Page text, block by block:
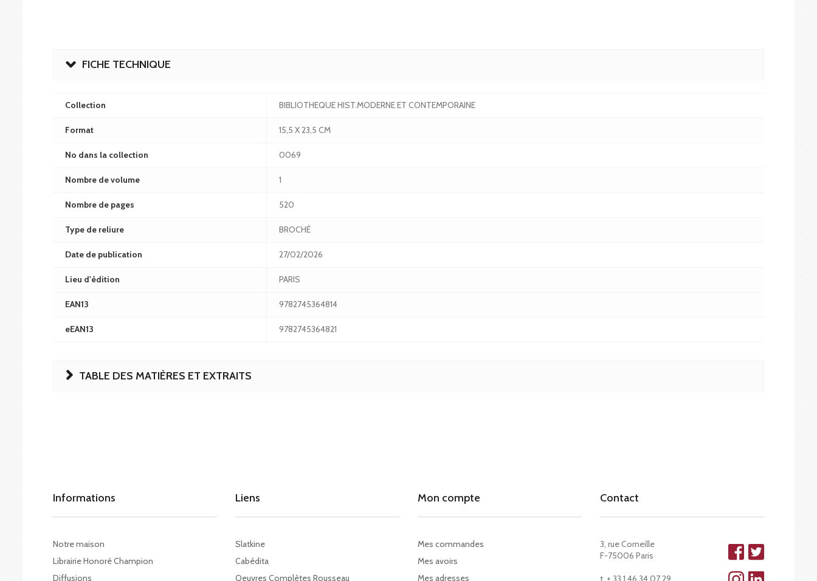
FICHE TECHNIQUE
Collection BIBLIOTHEQUE HIST.MODERNE ET CONTEMPORAINE
Format 15,5 X 23,5 CM
No dans la collection 0069
Nombre de volume 1
Nombre de pages 520
Type de reliure BROCHÉ
Date de publication 27/02/2026
Lieu d'édition PARIS
EAN13 9782745364814
eEAN13 9782745364821
TABLE DES MATIÈRES ET EXTRAITS
Informations
Notre maison
Librairie Honoré Champion
Diffusions
Liens
Slatkine
Cabédita
Oeuvres Complètes Rousseau
Mon compte
Mes commandes
Mes avoirs
Mes adresses
Contact
3, rue Corneille
F-75006 Paris
t. + 33 1 46 34 07 29